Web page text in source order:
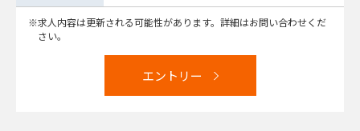
求人内容は更新される可能性があります。詳細はお問い合わせくだ
さい。
エントリー